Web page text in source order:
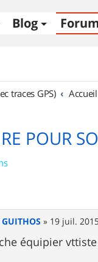
Blog
traces GPS)
POUR
GUITHOS » 19 juil.
équipier